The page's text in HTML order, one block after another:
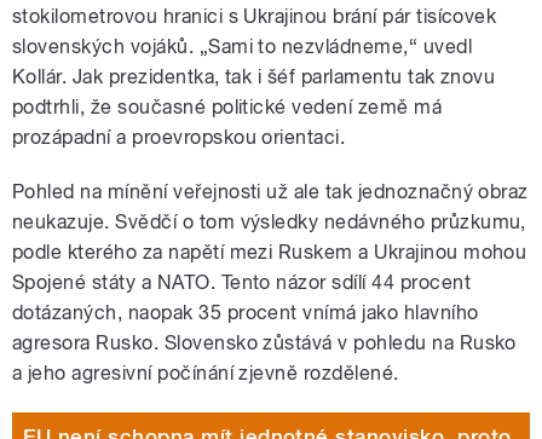
stokilometrovou hranici s Ukrajinou brání pár tisícovek
slovenských vojáků. „Sami to nezvládneme,“ uvedl
Kollár. Jak prezidentka, tak i šéf parlamentu tak znovu
podtrhli, že současné politické vedení země má
prozápadní a proevropskou orientaci.
Pohled na mínění veřejnosti už ale tak jednoznačný obraz
neukazuje. Svědčí o tom výsledky nedávného průzkumu,
podle kterého za napětí mezi Ruskem a Ukrajinou mohou
Spojené státy a NATO. Tento názor sdílí 44 procent
dotázaných, naopak 35 procent vnímá jako hlavního
agresora Rusko. Slovensko zůstává v pohledu na Rusko
a jeho agresivní počínání zjevně rozdělené.